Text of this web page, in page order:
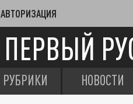
АВТОРИЗАЦИЯ
ПЕРВЫЙ
РУБРИКИ НОВОСТИ